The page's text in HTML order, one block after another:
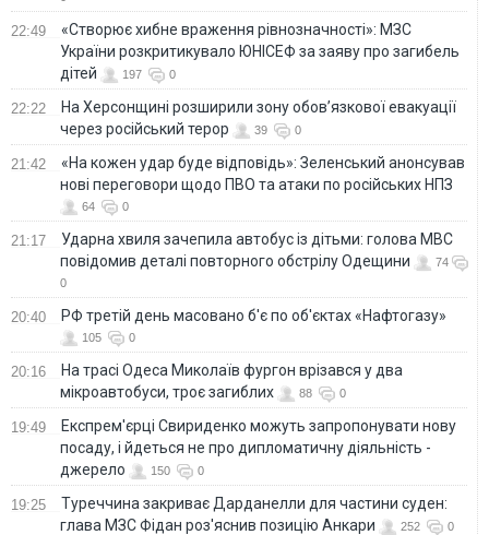
22:49
«Створює хибне враження рівнозначності»: МЗС
України розкритикувало ЮНІСЕФ за заяву про загибель
дітей
197 0
22:22
На Херсонщині розширили зону обов’язкової евакуації
через російський терор
39 0
21:42
«На кожен удар буде відповідь»: Зеленський анонсував
нові переговори щодо ПВО та атаки по російських НПЗ
64 0
21:17
Ударна хвиля зачепила автобус із дітьми: голова МВС
повідомив деталі повторного обстрілу Одещини
74
0
20:40 РФ третій день масовано б'є по об'єктах «Нафтогазу»
105 0
20:16
На трасі Одеса Миколаїв фургон врізався у два
мікроавтобуси, троє загиблих
88 0
19:49
Експрем'єрці Свириденко можуть запропонувати нову
посаду, і йдеться не про дипломатичну діяльність -
джерело
150 0
19:25
Туреччина закриває Дарданелли для частини суден:
глава МЗС Фідан роз'яснив позицію Анкари
252 0